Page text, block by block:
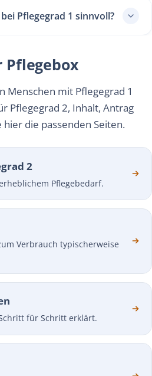
Pflegegrad 1 sinnvoll?
Pflegebox
Menschen mit Pflegegrad 1
Pflegegrad 2, Inhalt, Antrag
hier die passenden Seiten.
2
Pflegebedarf.
Verbrauch typischerweise
für Schritt erklärt.